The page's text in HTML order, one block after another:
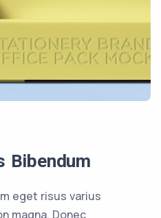
Bibendum
eget risus varius
magna. Donec